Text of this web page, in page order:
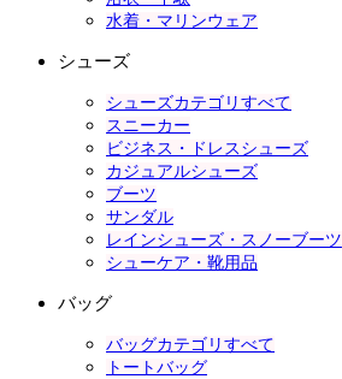
水着・マリンウェア
シューズ
シューズカテゴリすべて
スニーカー
ビジネス・ドレスシューズ
カジュアルシューズ
ブーツ
サンダル
レインシューズ・スノーブーツ
シューケア・靴用品
バッグ
バッグカテゴリすべて
トートバッグ